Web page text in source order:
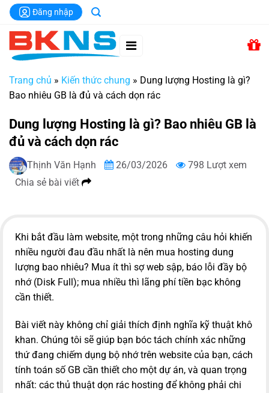
Chuyển
đến
dung
Đăng nhập
Trang chủ » Kiến thức chung » Dung lượng Hosting là gì?
Bao nhiêu GB là đủ và cách dọn rác
Dung lượng Hosting là gì? Bao nhiêu GB là
đủ và cách dọn rác
Thịnh Văn Hạnh 26/03/2026
798 Lượt xem
Chia sẻ bài viết
Khi bắt đầu làm website, một trong những câu hỏi khiến
nhiều người đau đầu nhất là nên mua hosting dung
lượng bao nhiêu? Mua ít thì sợ web sập, báo lỗi đầy bộ
nhớ (Disk Full); mua nhiều thì lãng phí tiền bạc không
cần thiết.
Bài viết này không chỉ giải thích định nghĩa kỹ thuật khô
khan. Chúng tôi sẽ giúp bạn bóc tách chính xác những
thứ đang chiếm dụng bộ nhớ trên website của bạn, cách
tính toán số GB cần thiết cho một dự án, và quan trọng
nhất: các thủ thuật dọn rác hosting để không phải chi